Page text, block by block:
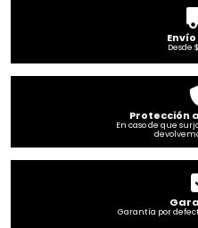
Desde
Protección
En caso de que
Garantía por